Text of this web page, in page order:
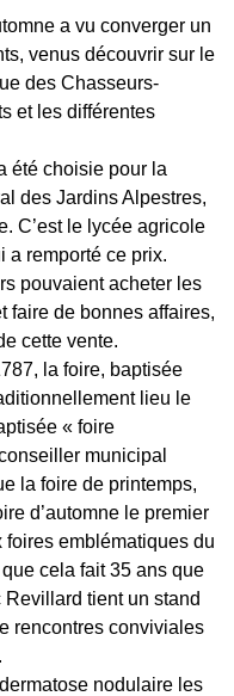
a vu converger un
venus découvrir sur le
des Chasseurs-
et les différentes
été choisie pour la
des Jardins Alpestres,
C’est le lycée agricole
a remporté ce prix.
pouvaient acheter les
faire de bonnes affaires,
cette vente.
la foire, baptisée
lieu le
« foire
municipal
la foire de printemps,
d’automne le premier
foires emblématiques du
cela fait 35 ans que
Revillard tient un stand
rencontres conviviales
nodulaire les